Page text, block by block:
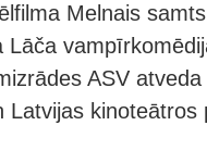
Melnais
Lāča
ASV
Latvijas kinoteātros